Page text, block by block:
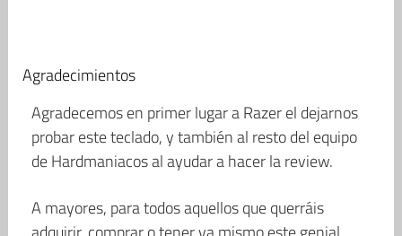
Agradecimientos
Agradecemos en primer lugar a Razer el dejarnos
probar este teclado, y también al resto del equipo
de Hardmaniacos al ayudar a hacer la review.
A mayores, para todos aquellos que querráis